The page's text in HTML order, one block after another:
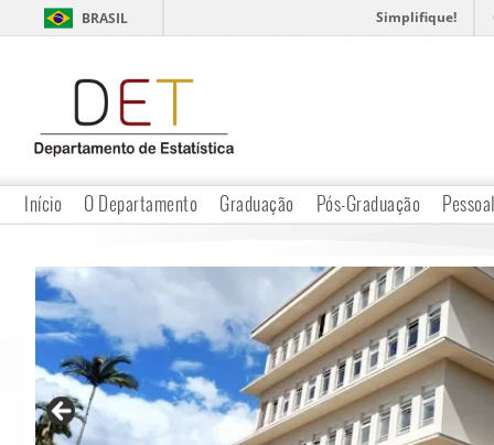
BRASIL Simplifique!
Início O Departamento Graduação Pós-Graduação